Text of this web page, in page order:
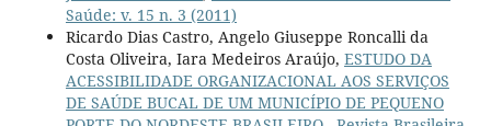
Saúde: v. 15 n. 3 (2011)
Ricardo Dias Castro, Angelo Giuseppe Roncalli da
Costa Oliveira, Iara Medeiros Araújo, ESTUDO DA
ACESSIBILIDADE ORGANIZACIONAL AOS SERVIÇOS
DE SAÚDE BUCAL DE UM MUNICÍPIO DE PEQUENO